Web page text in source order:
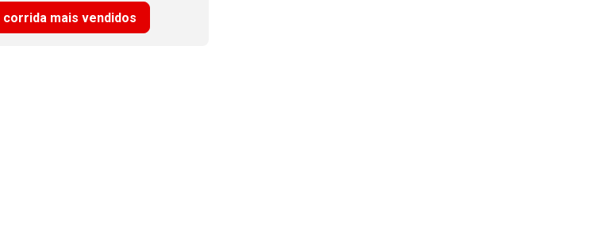
corrida mais vendidos